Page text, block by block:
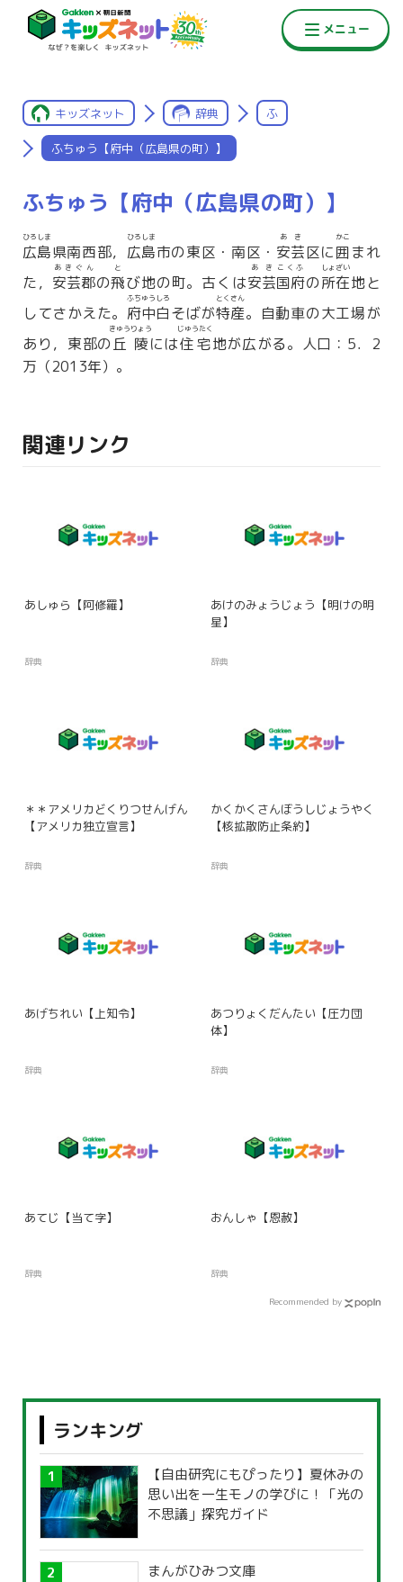
キッズネット 辞典 ふ
ふちゅう【府中（広島県の町）】
ふちゅう【府中（広島県の町）】
広島
ひろしま
県南西部， 広島
ひろしま
市の東区・南区・ 安芸
あき
区に囲
かこ
まれ
た， 安芸郡
あきぐん
の飛
と
び地の町。古くは安芸
あき
国府
こくふ
の所在
しょざい
地と
してさかえた。 府中白
ふちゅうしろ
そばが特産
とくさん
。自動車の大工場が
あり，東部の丘陵
きゅうりょう
には住宅
じゅうたく
地が広がる。人口：5．2
万（2013年）。
関連リンク
あしゅら【阿修羅】
辞典
あけのみょうじょう【明けの明
星】
辞典
＊＊アメリカどくりつせんげん
【アメリカ独立宣言】
辞典
かくかくさんぼうしじょうやく
【核拡散防止条約】
辞典
あげちれい【上知令】
辞典
あつりょくだんたい【圧力団
体】
辞典
あてじ【当て字】
辞典
おんしゃ【恩赦】
辞典
Recommended by
ランキング
【自由研究にもぴったり】夏休みの
思い出を一生モノの学びに！「光の
不思議」探究ガイド
まんがひみつ文庫